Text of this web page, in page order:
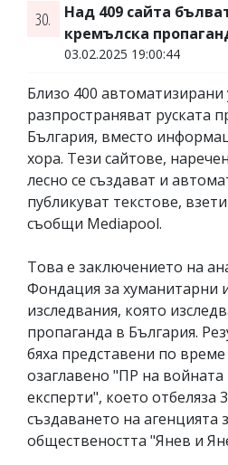
30.
Над 409 сайта
кремълска
03.02.2025 19:00:44
Близо 400 автоматизирани
разпространяват руската
България, вместо
хора. Тези сайтове,
лесно се създават и
публикуват текстове,
съобщи Mediapool.
Това е заключението на
Фондация за хуманитарни
изследвания, която
пропаганда в България.
бяха представени по
озаглавено "ПР на войната
експерти", което отбеляза
създаването на агенцията
обществеността "Янев и